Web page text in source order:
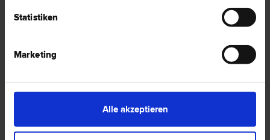
Statistiken
Marketing
Alle akzeptieren
Beraten lassen
und erarbeitet die für Sie passende rechtliche Lösung.